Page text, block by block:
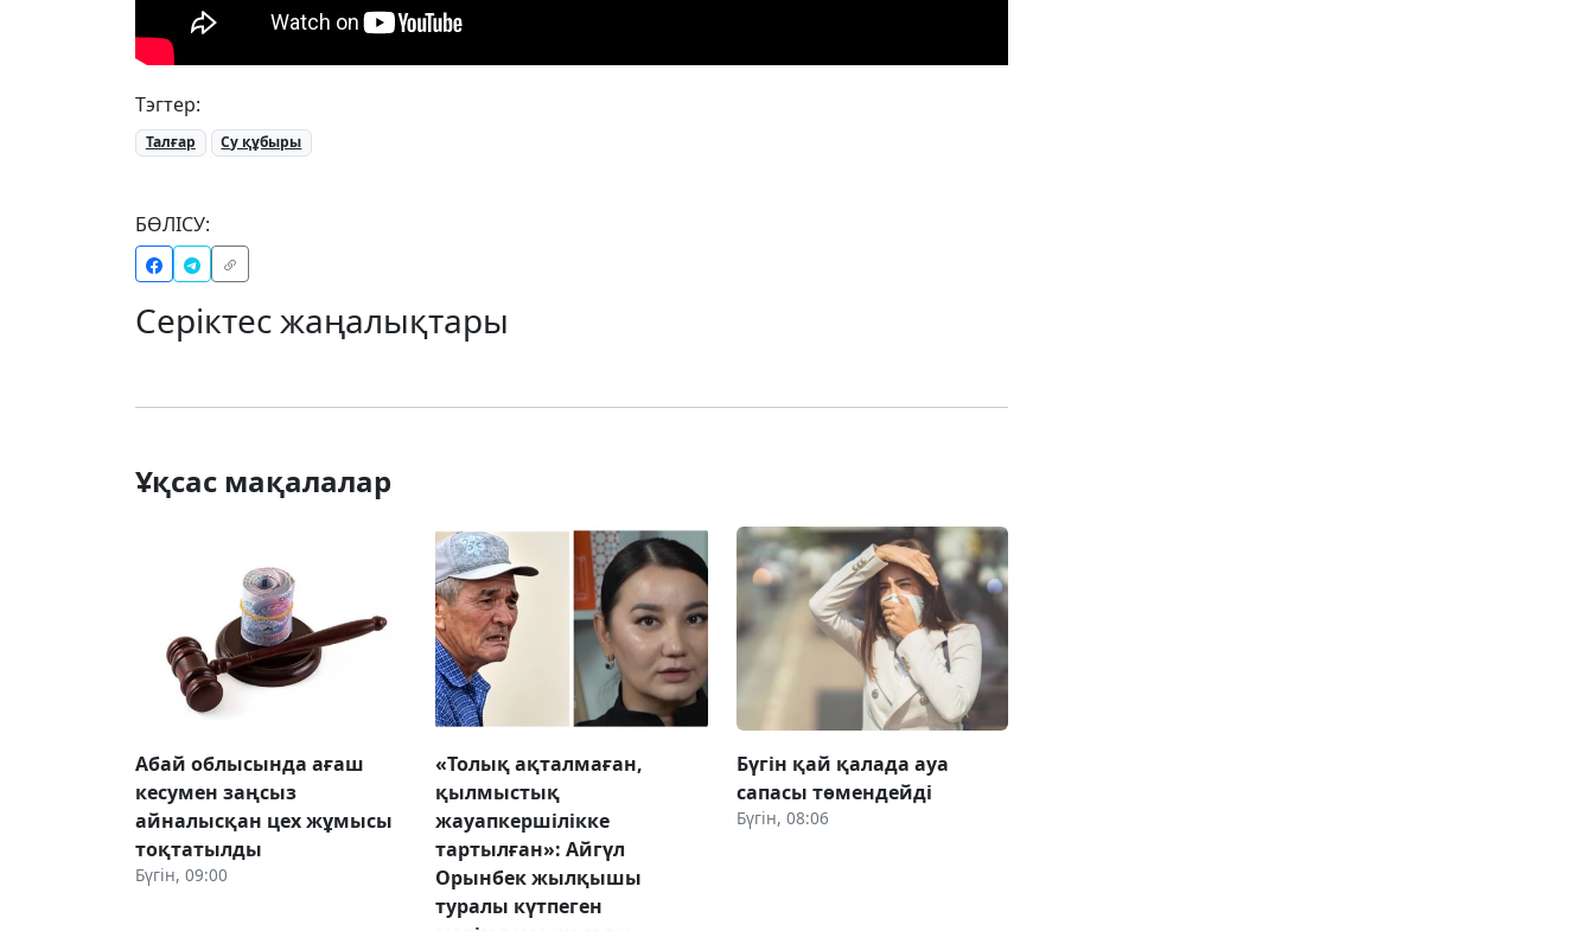
Тэгтер:
Талғар Су құбыры
БӨЛІСУ:
Серіктес жаңалықтары
Ұқсас мақалалар
Абай облысында ағаш
кесумен заңсыз
айналысқан цех жұмысы
тоқтатылды
Бүгін, 09:00
«Толық ақталмаған,
қылмыстық
жауапкершілікке
тартылған»: Айгүл
Орынбек жылқышы
туралы күтпеген
Бүгін қай қалада ауа
сапасы төмендейді
Бүгін, 08:06